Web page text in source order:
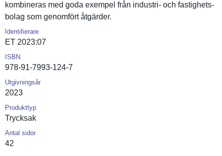
kombineras med goda exempel från industri- och fastighets­
bolag som genomfört åtgärder.
Identifierare
ET 2023:07
ISBN
978-91-7993-124-7
Utgivningsår
2023
Produkttyp
Trycksak
Antal sidor
42